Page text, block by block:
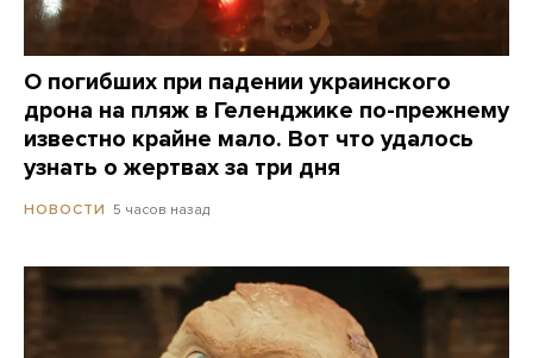
О погибших при падении украинского
дрона на пляж в Геленджике по-прежнему
известно крайне мало. Вот что удалось
узнать о жертвах за три дня
НОВОСТИ 5 часов назад